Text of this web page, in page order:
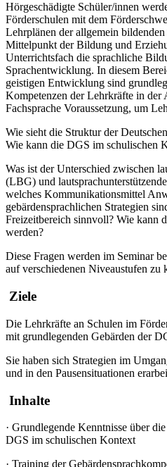
Hörgeschädigte Schüler/innen
Förderschulen mit dem
Lehrplänen der allgemein
Mittelpunkt der Bildung und
Unterrichtsfach die sprachliche
Sprachentwicklung. In diesem
geistigen Entwicklung sind
Kompetenzen der Lehrkräfte in der
Fachsprache Voraussetzung, um
Wie sieht die Struktur der
Wie kann die DGS im schulischen
Was ist der Unterschied zwischen
(LBG) und
welches Kommunikationsmittel
gebärdensprachlichen Strategien
Freizeitbereich sinnvoll? Wie kann
werden?
Diese Fragen werden im Seminar
auf verschiedenen Niveaustufen zu
Ziele
Die Lehrkräfte an Schulen im
mit grundlegenden Gebärden der
Sie haben sich Strategien im
und in den Pausensituationen
Inhalte
· Grundlegende Kenntnisse über
DGS im schulischen Kontext
· Training der